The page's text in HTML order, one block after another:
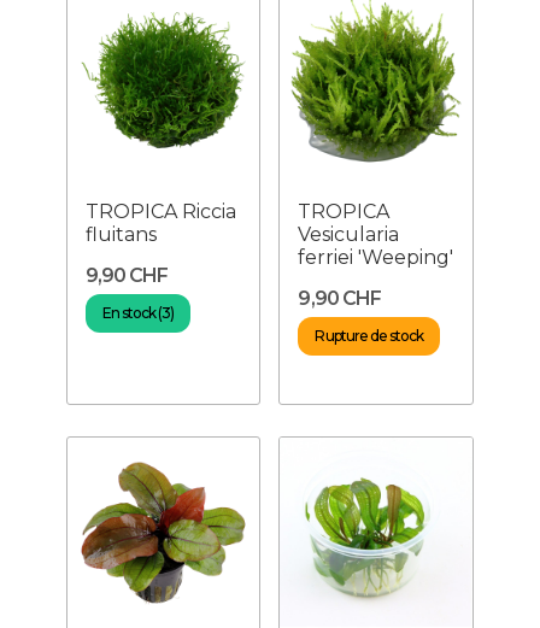
TROPICA Riccia
fluitans
9,90 CHF
En stock (3)
TROPICA
Vesicularia
ferriei 'Weeping'
9,90 CHF
Rupture de stock